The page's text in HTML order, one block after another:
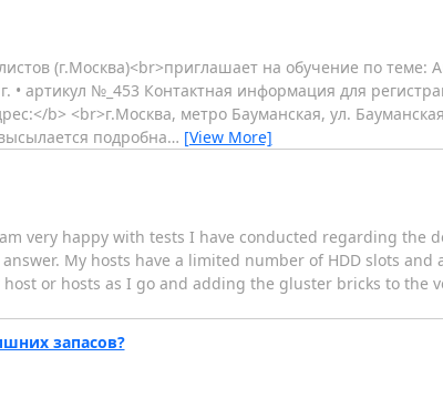
(г.Москва)<br>приглашает на обучение по теме:
• артикул №_453 Контактная информация для
b> <br>г.Москва, метро Бауманская, ул.
подробна… [View More]
very happy with tests I have conducted regarding the
My hosts have a limited number of HDD slots and
or hosts as I go and adding the gluster bricks to the
запасов?